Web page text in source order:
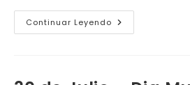
entrada:
entrada:
lectura:
Continuar Leyendo Señor
Usuario